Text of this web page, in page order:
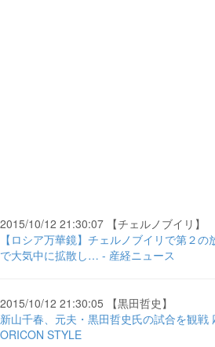
2015/10/12 21:30:07 【チェルノブイリ】
【ロシア万華鏡】チェルノブイリで第２
で大気中に拡散し… - 産経ニュース
2015/10/12 21:30:05 【黒田哲史】
新山千春、元夫・黒田哲史氏の試合を観戦
ORICON STYLE